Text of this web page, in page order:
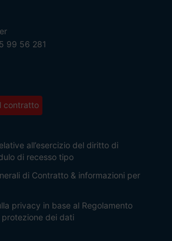
99 56 281
contratto
all’esercizio del diritto di
di recesso tipo
di Contratto & informazioni per
privacy in base al Regolamento
protezione dei dati